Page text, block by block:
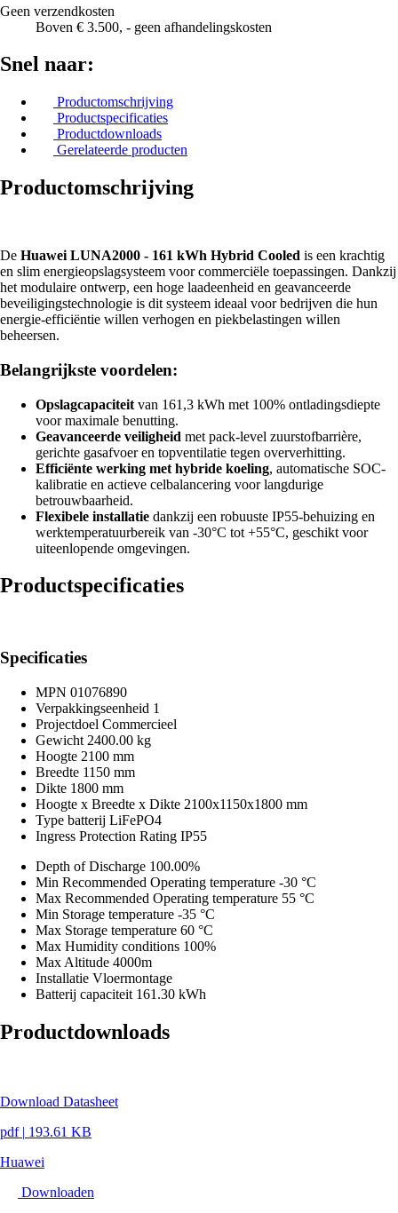
Geen verzendkosten
Boven € 3.500, - geen afhandelingskosten
Snel naar:
Productomschrijving
Productspecificaties
Productdownloads
Gerelateerde producten
Productomschrijving
De Huawei LUNA2000 - 161 kWh Hybrid Cooled is een krachtig
en slim energieopslagsysteem voor commerciële toepassingen. Dankzij
het modulaire ontwerp, een hoge laadeenheid en geavanceerde
beveiligingstechnologie is dit systeem ideaal voor bedrijven die hun
energie-efficiëntie willen verhogen en piekbelastingen willen
beheersen.
Belangrijkste voordelen:
Opslagcapaciteit van 161,3 kWh met 100% ontladingsdiepte
voor maximale benutting.
Geavanceerde veiligheid met pack-level zuurstofbarrière,
gerichte gasafvoer en topventilatie tegen oververhitting.
Efficiënte werking met hybride koeling, automatische SOC-
kalibratie en actieve celbalancering voor langdurige
betrouwbaarheid.
Flexibele installatie dankzij een robuuste IP55-behuizing en
werktemperatuurbereik van -30°C tot +55°C, geschikt voor
uiteenlopende omgevingen.
Productspecificaties
Specificaties
MPN 01076890
Verpakkingseenheid 1
Projectdoel Commercieel
Gewicht 2400.00 kg
Hoogte 2100 mm
Breedte 1150 mm
Dikte 1800 mm
Hoogte x Breedte x Dikte 2100x1150x1800 mm
Type batterij LiFePO4
Ingress Protection Rating IP55
Depth of Discharge 100.00%
Min Recommended Operating temperature -30 °C
Max Recommended Operating temperature 55 °C
Min Storage temperature -35 °C
Max Storage temperature 60 °C
Max Humidity conditions 100%
Max Altitude 4000m
Installatie Vloermontage
Batterij capaciteit 161.30 kWh
Productdownloads
Download Datasheet
pdf | 193.61 KB
Huawei
Downloaden